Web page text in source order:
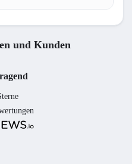
und Kunden